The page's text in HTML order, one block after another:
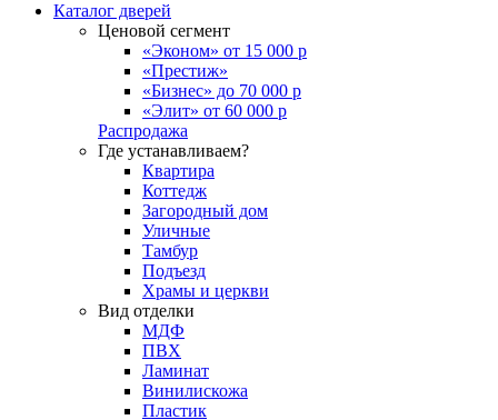
Каталог дверей
Ценовой сегмент
«Эконом» от 15 000 р
«Престиж»
«Бизнес» до 70 000 р
«Элит» от 60 000 р
Распродажа
Где устанавливаем?
Квартира
Коттедж
Загородный дом
Уличные
Тамбур
Подъезд
Храмы и церкви
Вид отделки
МДФ
ПВХ
Ламинат
Винилискожа
Пластик